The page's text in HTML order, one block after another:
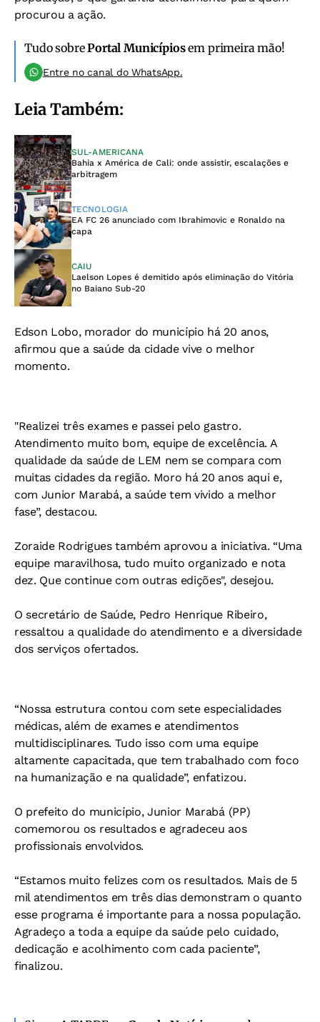
procurou a ação.
Tudo sobrePortal Municípiosem primeira mão!
Entre no canal do WhatsApp.
Leia Também:
SUL-AMERICANA
Bahia x América de Cali: onde assistir, escalações e
arbitragem
TECNOLOGIA
EA FC 26 anunciado com Ibrahimovic e Ronaldo na
capa
CAIU
Laelson Lopes é demitido após eliminação do Vitória
no Baiano Sub-20
Edson Lobo, morador do município há 20 anos,
afirmou que a saúde da cidade vive o melhor
momento.
"Realizei três exames e passei pelo gastro.
Atendimento muito bom, equipe de excelência. A
qualidade da saúde de LEM nem se compara com
muitas cidades da região. Moro há 20 anos aqui e,
com Junior Marabá, a saúde tem vivido a melhor
fase”, destacou.
Zoraide Rodrigues também aprovou a iniciativa. “Uma
equipe maravilhosa, tudo muito organizado e nota
dez. Que continue com outras edições", desejou.
O secretário de Saúde, Pedro Henrique Ribeiro,
ressaltou a qualidade do atendimento e a diversidade
dos serviços ofertados.
“Nossa estrutura contou com sete especialidades
médicas, além de exames e atendimentos
multidisciplinares. Tudo isso com uma equipe
altamente capacitada, que tem trabalhado com foco
na humanização e na qualidade”, enfatizou.
O prefeito do município, Junior Marabá (PP)
comemorou os resultados e agradeceu aos
profissionais envolvidos.
“Estamos muito felizes com os resultados. Mais de 5
mil atendimentos em três dias demonstram o quanto
esse programa é importante para a nossa população.
Agradeço a toda a equipe da saúde pelo cuidado,
dedicação e acolhimento com cada paciente”,
finalizou.